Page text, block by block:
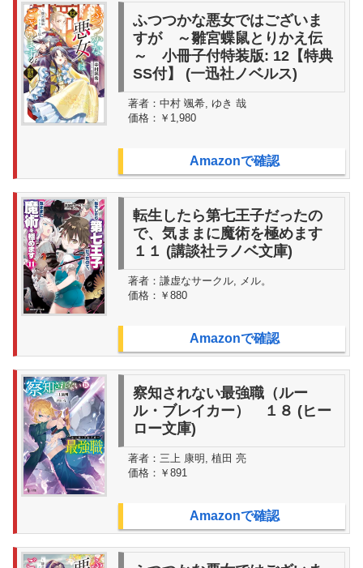
ふつつかな悪女ではございま
すが ～雛宮蝶鼠とりかえ伝
～ 小冊子付特装版: 12【特典
SS付】 (一迅社ノベルス)
著者： 中村 颯希, ゆき 哉
価格： ￥1,980
Amazonで確認
転生したら第七王子だったの
で、気ままに魔術を極めます
１１ (講談社ラノベ文庫)
著者： 謙虚なサークル, メル。
価格： ￥880
Amazonで確認
察知されない最強職（ルー
ル・ブレイカー） １８ (ヒー
ロー文庫)
著者： 三上 康明, 植田 亮
価格： ￥891
Amazonで確認